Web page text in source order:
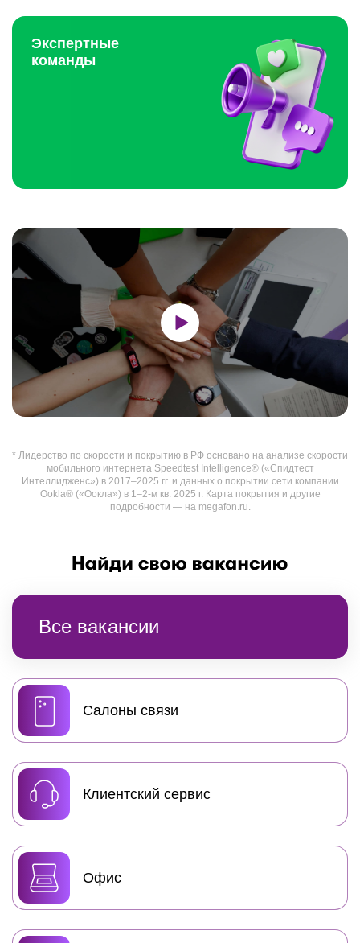
Экспертные
команды
* Лидерство по скорости и покрытию в РФ основано на анализе скорости
мобильного интернета Speedtest Intelligence® («Спидтест
Интеллидженс») в 2017–2025 гг. и данных о покрытии сети компании
Ookla® («Оокла») в 1–2-м кв. 2025 г. Карта покрытия и другие
подробности — на megafon.ru.
Все вакансии
Cалоны связи
Клиентский сервис
Офис